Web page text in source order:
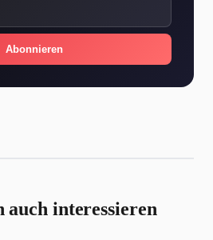
Abonnieren
auch interessieren